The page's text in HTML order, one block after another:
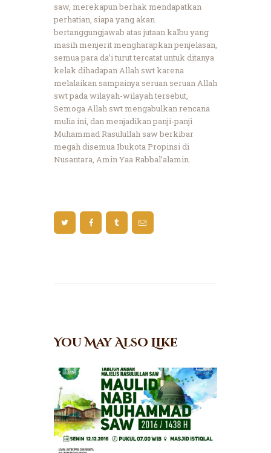
saw, merekapun berhak mendapatkan
perhatian, siapa yang akan
bertanggungjawab atas jutaan kalbu yang
masih menjerit mengharapkan penjelasan,
semua para da’i turut tercatat untuk ditanya
kelak dihadapan Allah swt karena
melalaikan sampainya seruan seruan Allah
swt pada wilayah-wilayah tersebut,
Semoga Allah swt mengabulkan rencana
mulia ini, dan menjadikan panji-panji
Muhammad Rasulullah saw berkibar
megah disemua Ibukota Propinsi di
Nusantara, Amin Yaa Rabbal’alamin.
You May Also Like